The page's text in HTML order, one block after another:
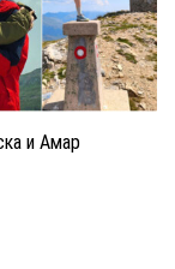
и Амар